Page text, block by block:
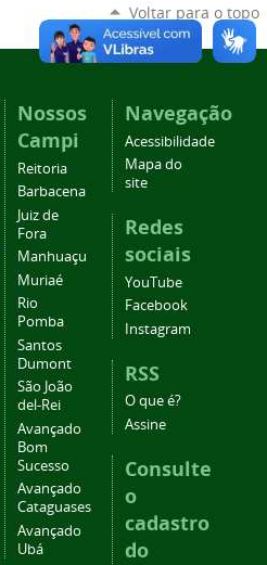
Voltar para o topo
Nossos
Campi
Reitoria
Barbacena
Juiz de
Fora
Manhuaçu
Muriaé
Rio
Pomba
Santos
Dumont
São João
del-Rei
Avançado
Bom
Sucesso
Avançado
Cataguases
Avançado
Ubá
Navegação
Acessibilidade
Mapa do
site
Redes
sociais
YouTube
Facebook
Instagram
RSS
O que é?
Assine
Consulte
o
cadastro
do